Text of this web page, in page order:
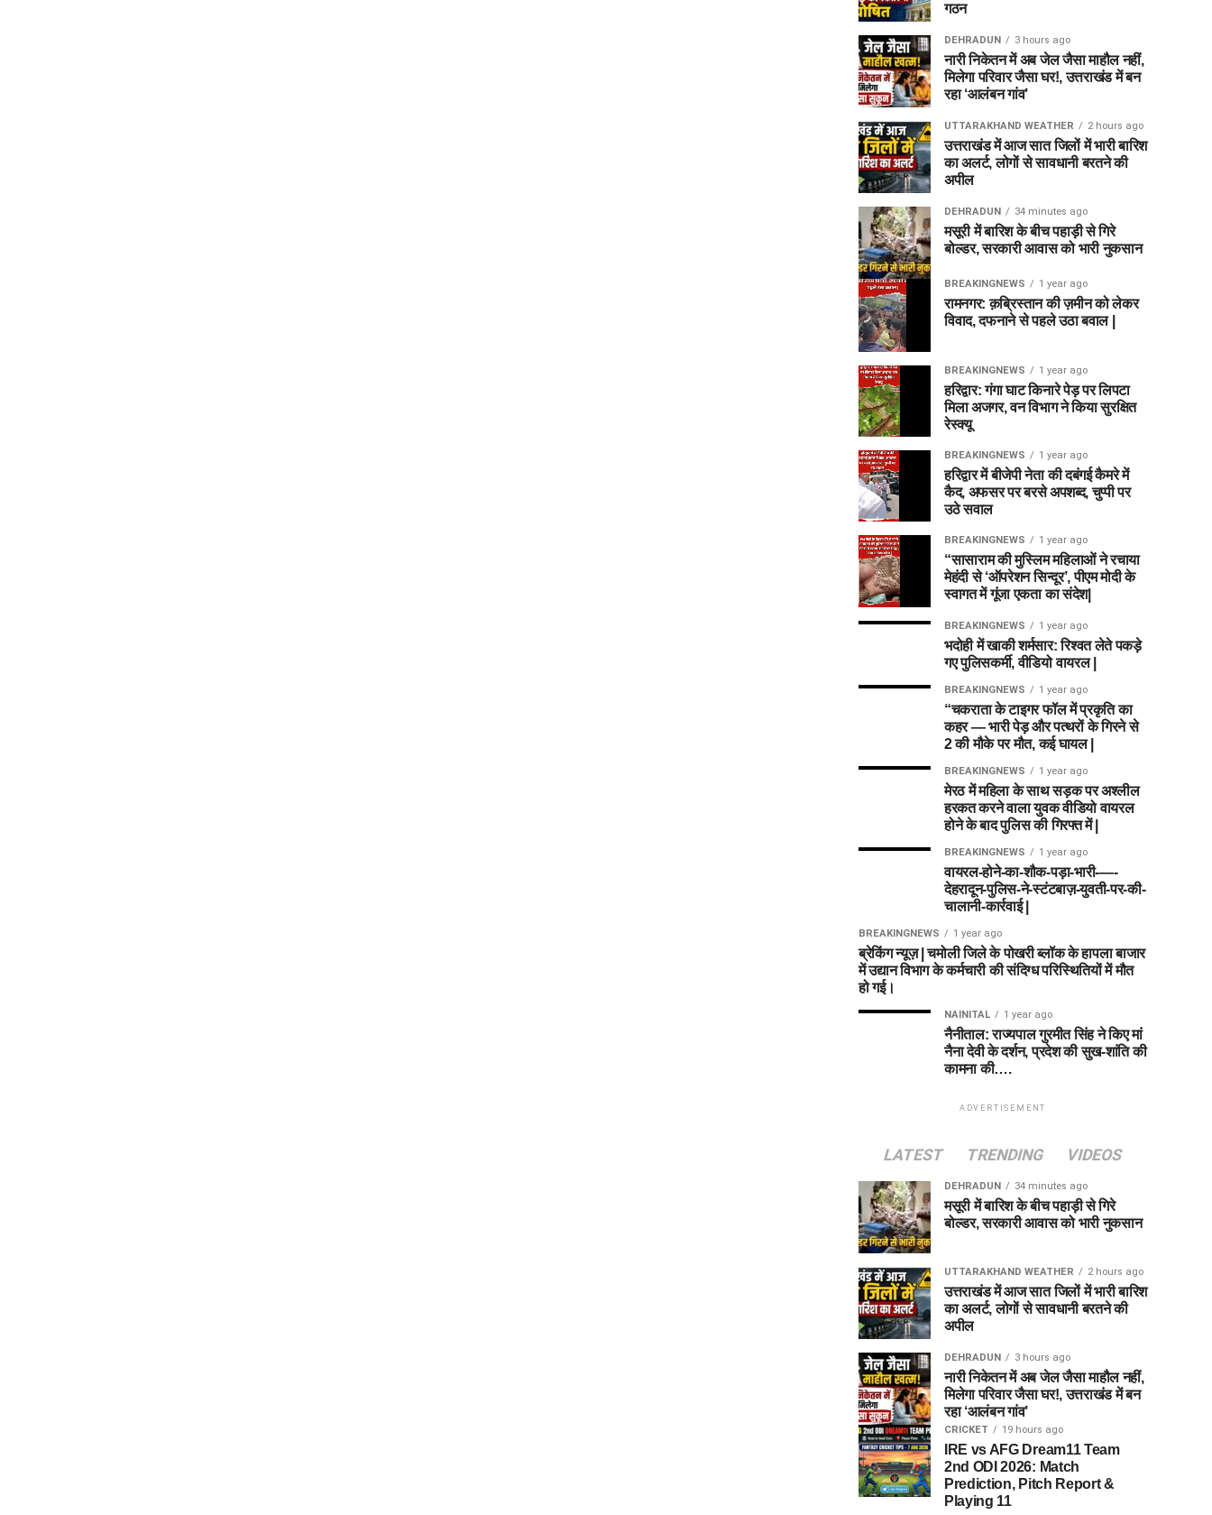
गठन
DEHRADUN 3 hours ago
नारी निकेतन में अब जेल जैसा माहौल नहीं,
मिलेगा परिवार जैसा घर!, उत्तराखंड में बन
रहा ‘आलंबन गांव’
UTTARAKHAND WEATHER 2 hours ago
उत्तराखंड में आज सात जिलों में भारी बारिश
का अलर्ट, लोगों से सावधानी बरतने की
अपील
DEHRADUN 34 minutes ago
मसूरी में बारिश के बीच पहाड़ी से गिरे
बोल्डर, सरकारी आवास को भारी नुकसान
BREAKINGNEWS 1 year ago
रामनगर: क़ब्रिस्तान की ज़मीन को लेकर
विवाद, दफनाने से पहले उठा बवाल |
BREAKINGNEWS 1 year ago
हरिद्वार: गंगा घाट किनारे पेड़ पर लिपटा
मिला अजगर, वन विभाग ने किया सुरक्षित
रेस्क्यू
BREAKINGNEWS 1 year ago
हरिद्वार में बीजेपी नेता की दबंगई कैमरे में
कैद, अफसर पर बरसे अपशब्द, चुप्पी पर
उठे सवाल
BREAKINGNEWS 1 year ago
“सासाराम की मुस्लिम महिलाओं ने रचाया
मेहंदी से ‘ऑपरेशन सिन्दूर’, पीएम मोदी के
स्वागत में गूंजा एकता का संदेश|
BREAKINGNEWS 1 year ago
भदोही में खाकी शर्मसार: रिश्वत लेते पकड़े
गए पुलिसकर्मी, वीडियो वायरल |
BREAKINGNEWS 1 year ago
“चकराता के टाइगर फॉल में प्रकृति का
कहर — भारी पेड़ और पत्थरों के गिरने से
2 की मौके पर मौत, कई घायल |
BREAKINGNEWS 1 year ago
मेरठ में महिला के साथ सड़क पर अश्लील
हरकत करने वाला युवक वीडियो वायरल
होने के बाद पुलिस की गिरफ्त में |
BREAKINGNEWS 1 year ago
वायरल-होने-का-शौक-पड़ा-भारी-—-
देहरादून-पुलिस-ने-स्टंटबाज़-युवती-पर-की-
चालानी-कार्रवाई |
BREAKINGNEWS 1 year ago
ब्रेकिंग न्यूज़ | चमोली जिले के पोखरी ब्लॉक के हापला बाजार
में उद्यान विभाग के कर्मचारी की संदिग्ध परिस्थितियों में मौत
हो गई।
NAINITAL 1 year ago
नैनीताल: राज्यपाल गुरमीत सिंह ने किए मां
नैना देवी के दर्शन, प्रदेश की सुख-शांति की
कामना की….
ADVERTISEMENT
LATEST TRENDING VIDEOS
DEHRADUN 34 minutes ago
मसूरी में बारिश के बीच पहाड़ी से गिरे
बोल्डर, सरकारी आवास को भारी नुकसान
UTTARAKHAND WEATHER 2 hours ago
उत्तराखंड में आज सात जिलों में भारी बारिश
का अलर्ट, लोगों से सावधानी बरतने की
अपील
DEHRADUN 3 hours ago
नारी निकेतन में अब जेल जैसा माहौल नहीं,
मिलेगा परिवार जैसा घर!, उत्तराखंड में बन
रहा ‘आलंबन गांव’
CRICKET 19 hours ago
IRE vs AFG Dream11 Team
2nd ODI 2026: Match
Prediction, Pitch Report &
Playing 11